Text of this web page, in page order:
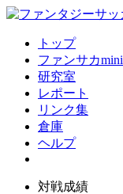
トップ
ファンサカmini
研究室
レポート
リンク集
倉庫
ヘルプ
対戦成績